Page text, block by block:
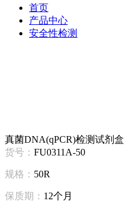
首页
产品中心
安全性检测
真菌DNA(qPCR)检测试剂盒
货号： FU0311A-50
规格： 50R
保质期： 12个月